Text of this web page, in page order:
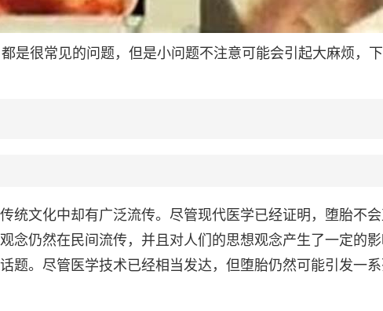
是很常见的问题，但是小问题不注意可能会引起大麻烦，
统文化中却有广泛流传。尽管现代医学已经证明，堕胎不
念仍然在民间流传，并且对人们的思想观念产生了一定的
题。尽管医学技术已经相当发达，但堕胎仍然可能引发一